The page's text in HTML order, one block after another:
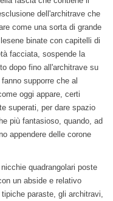
dell'architrave che
come una sorta di grande
binate con capitelli di
facciata, sospende la
dopo fino all'architrave su
supporre che al
oggi appare, certi
superati, per dare spazio
più fantasioso, quando, ad
appendere delle corone
quadrangolari poste
un abside e relativo
paraste, gli architravi,